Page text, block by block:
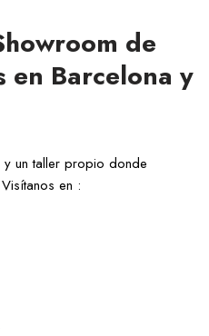
de
en Barcelona y
un taller propio donde
en :